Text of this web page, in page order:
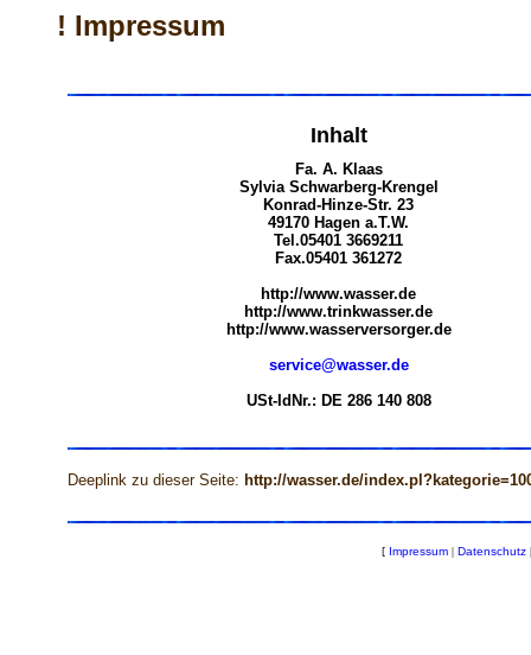
! Impressum
Inhalt
Fa. A. Klaas
Sylvia Schwarberg-Krengel
Konrad-Hinze-Str. 23
49170 Hagen a.T.W.
Tel.05401 3669211
Fax.05401 361272
http://www.wasser.de
http://www.trinkwasser.de
http://www.wasserversorger.de
service@wasser.de
USt-IdNr.: DE 286 140 808
Deeplink zu dieser Seite: http://wasser.de/
[ Impressum | Datenschutz